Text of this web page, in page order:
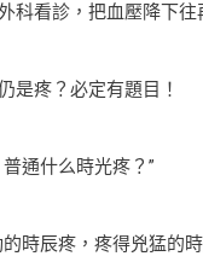
科看診，把血壓降下往
疼？必定有題目！
通什么時光疼？”
辰疼，疼得兇猛的時